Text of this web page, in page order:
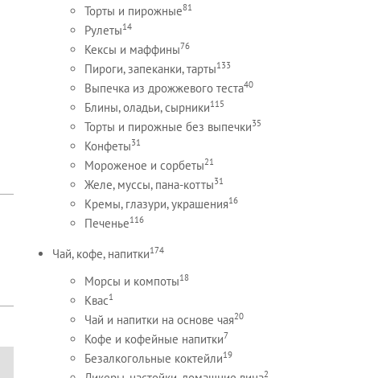
Торты и пирожные81
Рулеты14
Кексы и маффины76
Пироги, запеканки, тарты133
Выпечка из дрожжевого теста40
Блины, оладьи, сырники115
Торты и пирожные без выпечки35
Конфеты31
Мороженое и сорбеты21
Желе, муссы, пана-котты31
Кремы, глазури, украшения16
Печенье116
Чай, кофе, напитки174
Морсы и компоты18
Квас1
Чай и напитки на основе чая20
Кофе и кофейные напитки7
Безалкогольные коктейли19
2